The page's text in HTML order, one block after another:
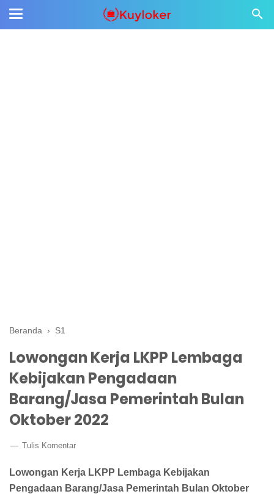
Beranda › S1
Lowongan Kerja LKPP Lembaga
Kebijakan Pengadaan
Barang/Jasa Pemerintah Bulan
Oktober 2022
Tulis Komentar
Lowongan Kerja LKPP Lembaga Kebijakan
Pengadaan Barang/Jasa Pemerintah Bulan Oktober